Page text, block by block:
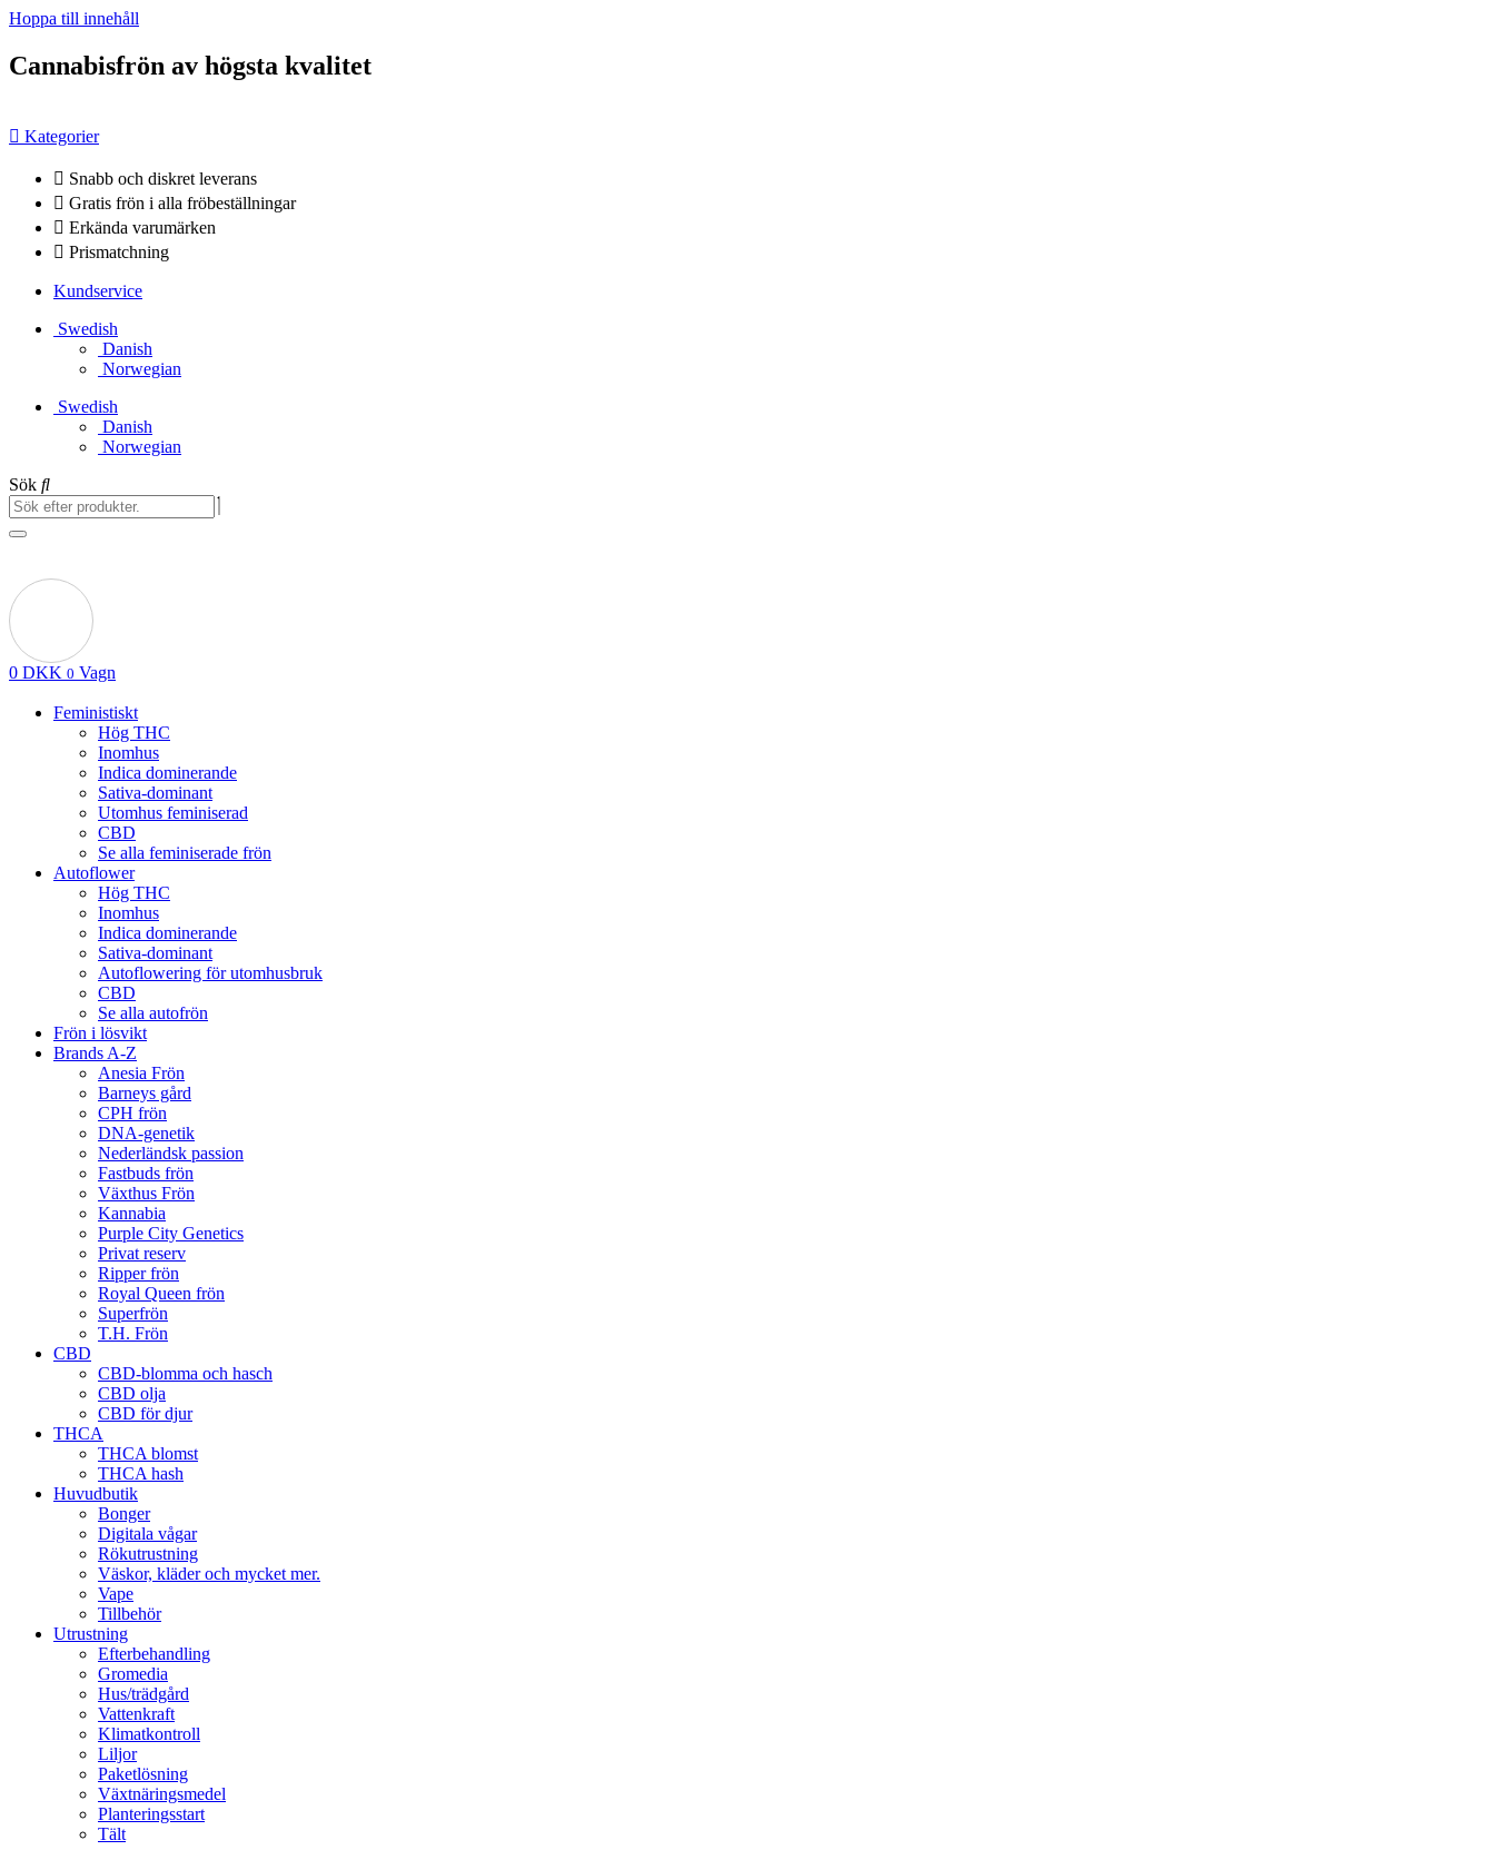
Hoppa till innehåll
Cannabisfrön av högsta kvalitet
Kategorier
Snabb och diskret leverans
Gratis frön i alla fröbeställningar
Erkända varumärken
Prismatchning
Kundservice
Swedish
Danish
Norwegian
Swedish
Danish
Norwegian
Sök
0 DKK 0 Vagn
Feministiskt
Hög THC
Inomhus
Indica dominerande
Sativa-dominant
Utomhus feminiserad
CBD
Se alla feminiserade frön
Autoflower
Hög THC
Inomhus
Indica dominerande
Sativa-dominant
Autoflowering för utomhusbruk
CBD
Se alla autofrön
Frön i lösvikt
Brands A-Z
Anesia Frön
Barneys gård
CPH frön
DNA-genetik
Nederländsk passion
Fastbuds frön
Växthus Frön
Kannabia
Purple City Genetics
Privat reserv
Ripper frön
Royal Queen frön
Superfrön
T.H. Frön
CBD
CBD-blomma och hasch
CBD olja
CBD för djur
THCA
THCA blomst
THCA hash
Huvudbutik
Bonger
Digitala vågar
Rökutrustning
Väskor, kläder och mycket mer.
Vape
Tillbehör
Utrustning
Efterbehandling
Gromedia
Hus/trädgård
Vattenkraft
Klimatkontroll
Liljor
Paketlösning
Växtnäringsmedel
Planteringsstart
Tält